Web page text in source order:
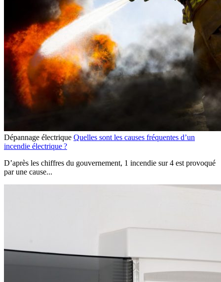
Dépannage électrique Quelles sont les causes fréquentes d’un
incendie électrique ?
D’après les chiffres du gouvernement, 1 incendie sur 4 est provoqué
par une cause...